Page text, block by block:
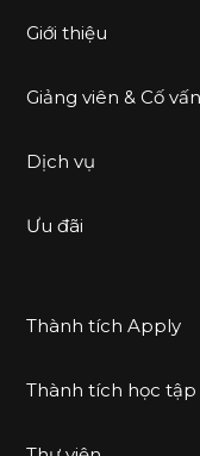
Giới thiệu
Giảng viên & Cố vấn
Dịch vụ
Ưu đãi
Thành tích Apply
Thành tích học tập